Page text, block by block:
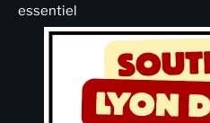
essentiel